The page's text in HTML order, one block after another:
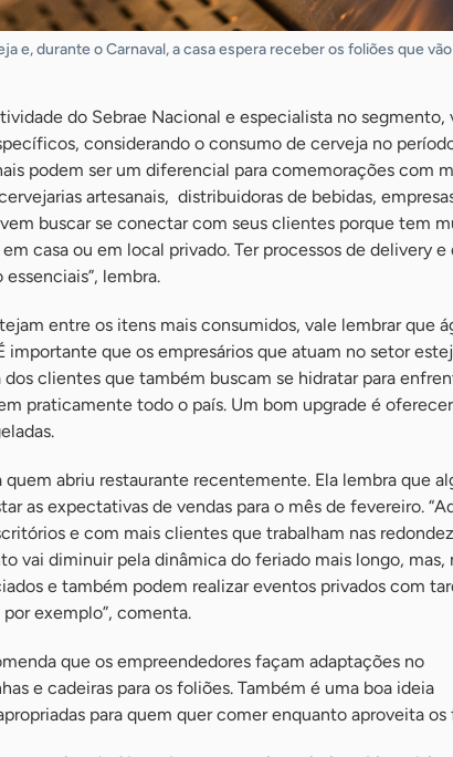
e, durante o Carnaval, a casa espera receber os foliões que
do Sebrae Nacional e especialista no segmento,
considerando o consumo de cerveja no
podem ser um diferencial para comemorações com
artesanais, distribuidoras de bebidas,
buscar se conectar com seus clientes porque tem
casa ou em local privado. Ter processos de delivery e
lembra.
entre os itens mais consumidos, vale lembrar que
importante que os empresários que atuam no setor
clientes que também buscam se hidratar para
praticamente todo o país. Um bom upgrade é
abriu restaurante recentemente. Ela lembra que
as expectativas de vendas para o mês de fevereiro.
e com mais clientes que trabalham nas
vai diminuir pela dinâmica do feriado mais longo, mas,
e também podem realizar eventos privados com
exemplo”, comenta.
que os empreendedores façam adaptações no
e cadeiras para os foliões. Também é uma boa ideia
para quem quer comer enquanto aproveita os